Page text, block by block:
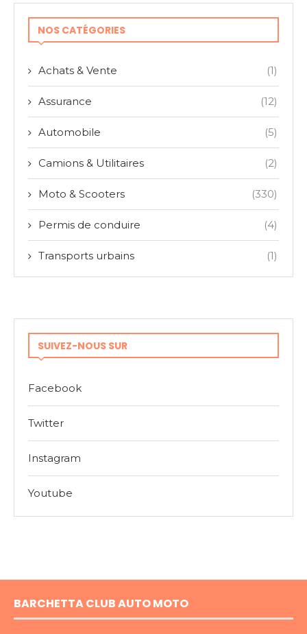
NOS CATÉGORIES
Achats & Vente (1)
Assurance (12)
Automobile (5)
Camions & Utilitaires (2)
Moto & Scooters (330)
Permis de conduire (4)
Transports urbains (1)
SUIVEZ-NOUS SUR
Facebook
Twitter
Instagram
Youtube
BARCHETTA CLUB AUTO MOTO